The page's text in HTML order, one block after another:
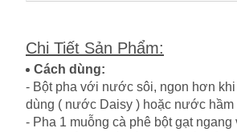
Chi Tiết Sản Phẩm:
Cách dùng:
- Bột pha với nước sôi, ngon hơn
dùng ( nước Daisy ) hoặc nước
- Pha 1 muỗng cà phê bột gạt